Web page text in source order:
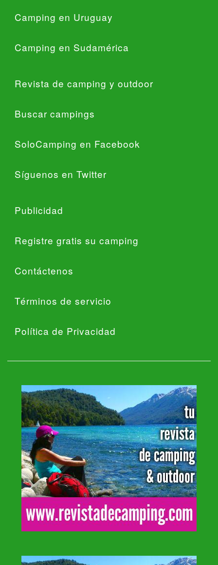
Camping en Uruguay
Camping en Sudamérica
Revista de camping y outdoor
Buscar campings
SoloCamping en Facebook
Síguenos en Twitter
Publicidad
Registre gratis su camping
Contáctenos
Términos de servicio
Política de Privacidad